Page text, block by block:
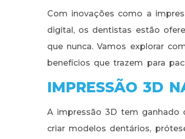
Com inovações como a
digital, os dentistas estão
que nunca. Vamos explorar
benefícios que trazem para
IMPRESSÃO 3D
A impressão 3D tem ganhado
criar modelos dentários,